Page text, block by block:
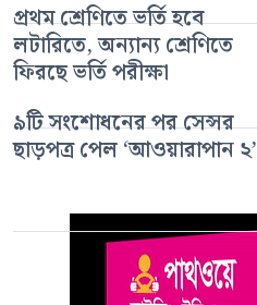
প্রথম শ্রেণিতে ভর্তি হবে
লটারিতে, অন্যান্য শ্রেণিতে
ফিরছে ভর্তি পরীক্ষা
৯টি সংশোধনের পর সেন্সর
ছাড়পত্র পেল ‘আওয়ারাপান ২’